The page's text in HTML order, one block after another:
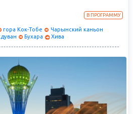
В ПРОГРАММУ
гора Кок-Тобе
Чарынский каньон
Бухара Хива